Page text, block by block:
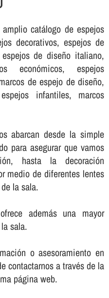
catálogo de espejos
decorativos, espejos de
de diseño italiano,
económicos, espejos
de espejo de diseño,
infantiles, marcos
abarcan desde la simple
para asegurar que vamos
hasta la decoración
medio de diferentes lentes
la sala.
además una mayor
sala.
o asesoramiento en
contactarnos a través de la
página web.